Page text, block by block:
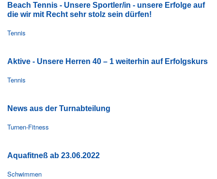
Beach Tennis - Unsere Sportler/in - unsere Erfolge auf
die wir mit Recht sehr stolz sein dürfen!
Tennis
Aktive - Unsere Herren 40 – 1 weiterhin auf Erfolgskurs
Tennis
News aus der Turnabteilung
Turnen-Fitness
Aquafitneß ab 23.06.2022
Schwimmen